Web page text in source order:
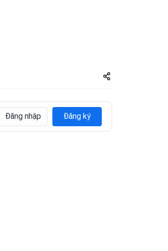
Share
zuto.vn
Đăng nhập Đăng ký